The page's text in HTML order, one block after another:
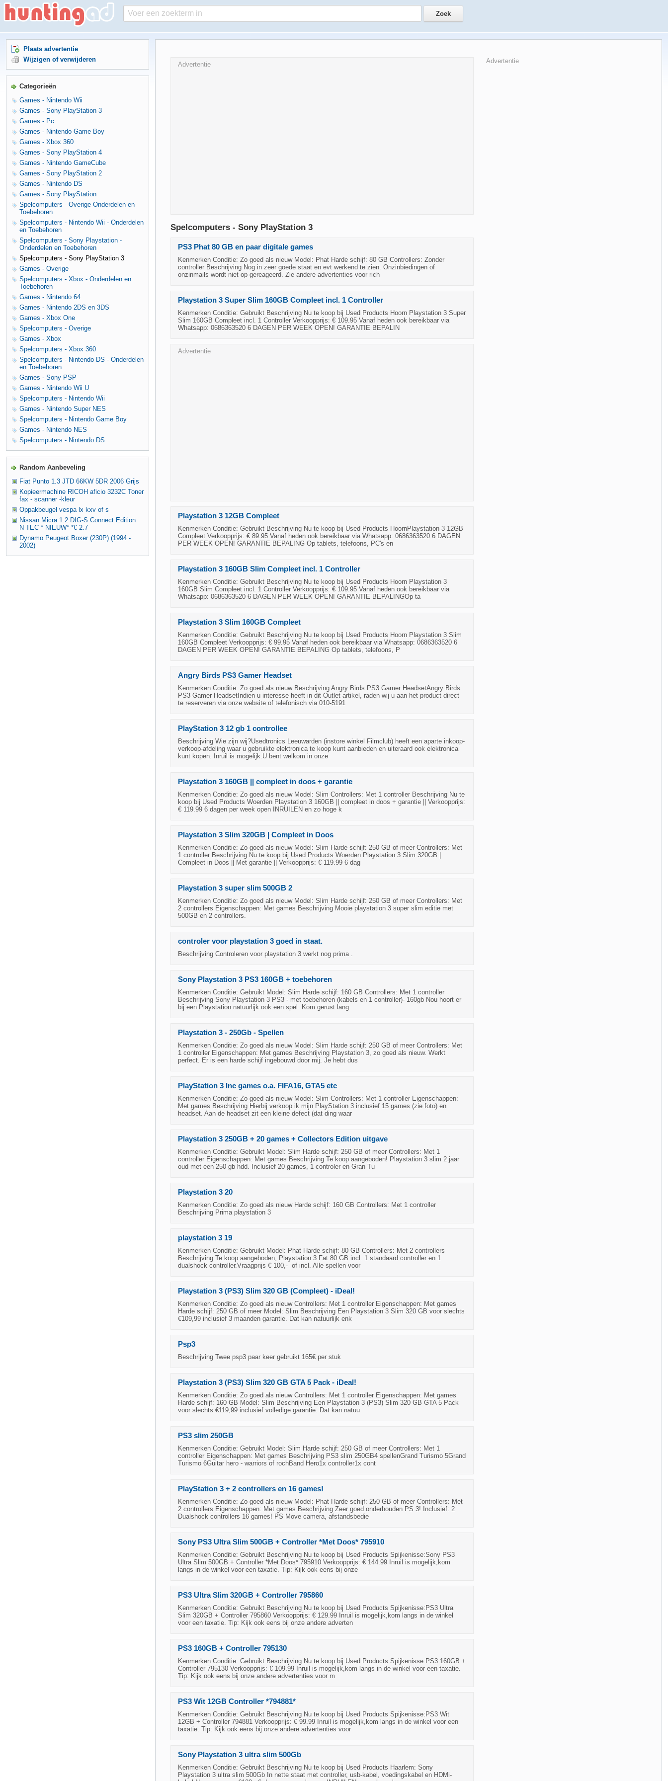
Advertentie
Spelcomputers - Sony PlayStation 3
PS3 Phat 80 GB en paar digitale games
Kenmerken Conditie: Zo goed als nieuw Model: Phat Harde schijf: 80 GB Controllers: Zonder
controller Beschrijving Nog in zeer goede staat en evt werkend te zien. Onzinbiedingen of
onzinmails wordt niet op gereageerd. Zie andere advertenties voor rich
Playstation 3 Super Slim 160GB Compleet incl. 1 Controller
Kenmerken Conditie: Gebruikt Beschrijving Nu te koop bij Used Products Hoorn Playstation 3 Super
Slim 160GB Compleet incl. 1 Controller Verkoopprijs: € 109.95 Vanaf heden ook bereikbaar via
Whatsapp: 0686363520 6 DAGEN PER WEEK OPEN! GARANTIE BEPALIN
Advertentie
Playstation 3 12GB Compleet
Kenmerken Conditie: Gebruikt Beschrijving Nu te koop bij Used Products HoornPlaystation 3 12GB
Compleet Verkoopprijs: € 89.95 Vanaf heden ook bereikbaar via Whatsapp: 0686363520 6 DAGEN
PER WEEK OPEN! GARANTIE BEPALING Op tablets, telefoons, PC's en
Playstation 3 160GB Slim Compleet incl. 1 Controller
Kenmerken Conditie: Gebruikt Beschrijving Nu te koop bij Used Products Hoorn Playstation 3
160GB Slim Compleet incl. 1 Controller Verkoopprijs: € 109.95 Vanaf heden ook bereikbaar via
Whatsapp: 0686363520 6 DAGEN PER WEEK OPEN! GARANTIE BEPALINGOp ta
Playstation 3 Slim 160GB Compleet
Kenmerken Conditie: Gebruikt Beschrijving Nu te koop bij Used Products Hoorn Playstation 3 Slim
160GB Compleet Verkoopprijs: € 99.95 Vanaf heden ook bereikbaar via Whatsapp: 0686363520 6
DAGEN PER WEEK OPEN! GARANTIE BEPALING Op tablets, telefoons, P
Angry Birds PS3 Gamer Headset
Kenmerken Conditie: Zo goed als nieuw Beschrijving Angry Birds PS3 Gamer HeadsetAngry Birds
PS3 Gamer HeadsetIndien u interesse heeft in dit Outlet artikel, raden wij u aan het product direct
te reserveren via onze website of telefonisch via 010-5191
PlayStation 3 12 gb 1 controllee
Beschrijving Wie zijn wij?Usedtronics Leeuwarden (instore winkel Filmclub) heeft een aparte inkoop-
verkoop-afdeling waar u gebruikte elektronica te koop kunt aanbieden en uiteraard ook elektronica
kunt kopen. Inruil is mogelijk.U bent welkom in onze
Playstation 3 160GB || compleet in doos + garantie
Kenmerken Conditie: Zo goed als nieuw Model: Slim Controllers: Met 1 controller Beschrijving Nu te
koop bij Used Products Woerden Playstation 3 160GB || compleet in doos + garantie || Verkoopprijs:
€ 119.99 6 dagen per week open INRUILEN en zo hoge k
Playstation 3 Slim 320GB | Compleet in Doos
Kenmerken Conditie: Zo goed als nieuw Model: Slim Harde schijf: 250 GB of meer Controllers: Met
1 controller Beschrijving Nu te koop bij Used Products Woerden Playstation 3 Slim 320GB |
Compleet in Doos || Met garantie || Verkoopprijs: € 119.99 6 dag
Playstation 3 super slim 500GB 2
Kenmerken Conditie: Zo goed als nieuw Model: Slim Harde schijf: 250 GB of meer Controllers: Met
2 controllers Eigenschappen: Met games Beschrijving Mooie playstation 3 super slim editie met
500GB en 2 controllers.
controler voor playstation 3 goed in staat.
Beschrijving Controleren voor playstation 3 werkt nog prima .
Sony Playstation 3 PS3 160GB + toebehoren
Kenmerken Conditie: Gebruikt Model: Slim Harde schijf: 160 GB Controllers: Met 1 controller
Beschrijving Sony Playstation 3 PS3 - met toebehoren (kabels en 1 controller)- 160gb Nou hoort er
bij een Playstation natuurlijk ook een spel. Kom gerust lang
Playstation 3 - 250Gb - Spellen
Kenmerken Conditie: Zo goed als nieuw Model: Slim Harde schijf: 250 GB of meer Controllers: Met
1 controller Eigenschappen: Met games Beschrijving Playstation 3, zo goed als nieuw. Werkt
perfect. Er is een harde schijf ingebouwd door mij. Je hebt dus
PlayStation 3 Inc games o.a. FIFA16, GTA5 etc
Kenmerken Conditie: Zo goed als nieuw Model: Slim Controllers: Met 1 controller Eigenschappen:
Met games Beschrijving Hierbij verkoop ik mijn PlayStation 3 inclusief 15 games (zie foto) en
headset. Aan de headset zit een kleine defect (dat ding waar
Playstation 3 250GB + 20 games + Collectors Edition uitgave
Kenmerken Conditie: Gebruikt Model: Slim Harde schijf: 250 GB of meer Controllers: Met 1
controller Eigenschappen: Met games Beschrijving Te koop aangeboden! Playstation 3 slim 2 jaar
oud met een 250 gb hdd. Inclusief 20 games, 1 controler en Gran Tu
Playstation 3 20
Kenmerken Conditie: Zo goed als nieuw Harde schijf: 160 GB Controllers: Met 1 controller
Beschrijving Prima playstation 3
playstation 3 19
Kenmerken Conditie: Gebruikt Model: Phat Harde schijf: 80 GB Controllers: Met 2 controllers
Beschrijving Te koop aangeboden; Playstation 3 Fat 80 GB incl. 1 standaard controller en 1
dualshock controller.Vraagprijs € 100,- of incl. Alle spellen voor
Playstation 3 (PS3) Slim 320 GB (Compleet) - iDeal!
Kenmerken Conditie: Zo goed als nieuw Controllers: Met 1 controller Eigenschappen: Met games
Harde schijf: 250 GB of meer Model: Slim Beschrijving Een Playstation 3 Slim 320 GB voor slechts
€109,99 inclusief 3 maanden garantie. Dat kan natuurlijk enk
Psp3
Beschrijving Twee psp3 paar keer gebruikt 165€ per stuk
Playstation 3 (PS3) Slim 320 GB GTA 5 Pack - iDeal!
Kenmerken Conditie: Zo goed als nieuw Controllers: Met 1 controller Eigenschappen: Met games
Harde schijf: 160 GB Model: Slim Beschrijving Een Playstation 3 (PS3) Slim 320 GB GTA 5 Pack
voor slechts €119,99 inclusief volledige garantie. Dat kan natuu
PS3 slim 250GB
Kenmerken Conditie: Gebruikt Model: Slim Harde schijf: 250 GB of meer Controllers: Met 1
controller Eigenschappen: Met games Beschrijving PS3 slim 250GB4 spellenGrand Turismo 5Grand
Turismo 6Guitar hero - warriors of rochBand Hero1x controller1x cont
PlayStation 3 + 2 controllers en 16 games!
Kenmerken Conditie: Zo goed als nieuw Model: Phat Harde schijf: 250 GB of meer Controllers: Met
2 controllers Eigenschappen: Met games Beschrijving Zeer goed onderhouden PS 3! Inclusief: 2
Dualshock controllers 16 games! PS Move camera, afstandsbedie
Sony PS3 Ultra Slim 500GB + Controller *Met Doos* 795910
Kenmerken Conditie: Gebruikt Beschrijving Nu te koop bij Used Products Spijkenisse:Sony PS3
Ultra Slim 500GB + Controller *Met Doos* 795910 Verkoopprijs: € 144.99 Inruil is mogelijk,kom
langs in de winkel voor een taxatie. Tip: Kijk ook eens bij onze
PS3 Ultra Slim 320GB + Controller 795860
Kenmerken Conditie: Gebruikt Beschrijving Nu te koop bij Used Products Spijkenisse:PS3 Ultra
Slim 320GB + Controller 795860 Verkoopprijs: € 129.99 Inruil is mogelijk,kom langs in de winkel
voor een taxatie. Tip: Kijk ook eens bij onze andere adverten
PS3 160GB + Controller 795130
Kenmerken Conditie: Gebruikt Beschrijving Nu te koop bij Used Products Spijkenisse:PS3 160GB +
Controller 795130 Verkoopprijs: € 109.99 Inruil is mogelijk,kom langs in de winkel voor een taxatie.
Tip: Kijk ook eens bij onze andere advertenties voor m
PS3 Wit 12GB Controller *794881*
Kenmerken Conditie: Gebruikt Beschrijving Nu te koop bij Used Products Spijkenisse:PS3 Wit
12GB + Controller 794881 Verkoopprijs: € 99.99 Inruil is mogelijk,kom langs in de winkel voor een
taxatie. Tip: Kijk ook eens bij onze andere advertenties voor
Sony Playstation 3 ultra slim 500Gb
Kenmerken Conditie: Gebruikt Beschrijving Nu te koop bij Used Products Haarlem: Sony
Playstation 3 ultra slim 500Gb In nette staat met controller, usb-kabel, voedingskabel en HDMi-
Advertentie
Plaats advertentie
Wijzigen of verwijderen
Categorieën
Games - Nintendo Wii
Games - Sony PlayStation 3
Games - Pc
Games - Nintendo Game Boy
Games - Xbox 360
Games - Sony PlayStation 4
Games - Nintendo GameCube
Games - Sony PlayStation 2
Games - Nintendo DS
Games - Sony PlayStation
Spelcomputers - Overige Onderdelen en
Toebehoren
Spelcomputers - Nintendo Wii - Onderdelen
en Toebehoren
Spelcomputers - Sony Playstation -
Onderdelen en Toebehoren
Spelcomputers - Sony PlayStation 3
Games - Overige
Spelcomputers - Xbox - Onderdelen en
Toebehoren
Games - Nintendo 64
Games - Nintendo 2DS en 3DS
Games - Xbox One
Spelcomputers - Overige
Games - Xbox
Spelcomputers - Xbox 360
Spelcomputers - Nintendo DS - Onderdelen
en Toebehoren
Games - Sony PSP
Games - Nintendo Wii U
Spelcomputers - Nintendo Wii
Games - Nintendo Super NES
Spelcomputers - Nintendo Game Boy
Games - Nintendo NES
Spelcomputers - Nintendo DS
Random Aanbeveling
Fiat Punto 1.3 JTD 66KW 5DR 2006 Grijs
Kopieermachine RICOH aficio 3232C Toner
fax - scanner -kleur
Oppakbeugel vespa lx kxv of s
Nissan Micra 1.2 DIG-S Connect Edition
N-TEC * NIEUW* *€ 2.7
Dynamo Peugeot Boxer (230P) (1994 -
2002)